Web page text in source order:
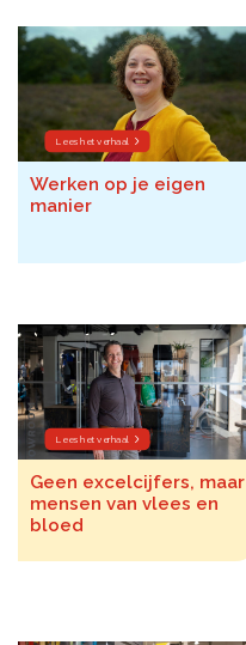
Lees het verhaal
Werken op je eigen
manier
Lees het verhaal
Geen excelcijfers, maar
mensen van vlees en
bloed